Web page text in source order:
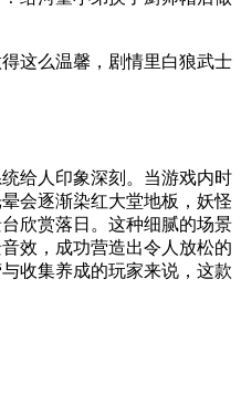
这么温馨，剧情里白狼武士
给人印象深刻。当游戏内时
会逐渐染红大堂地板，妖怪
欣赏落日。这种细腻的场景
效，成功营造出令人放松的
收集养成的玩家来说，这款